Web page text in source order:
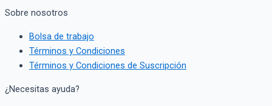
Sobre nosotros
Bolsa de trabajo
Términos y Condiciones
Términos y Condiciones de Suscripción
¿Necesitas ayuda?